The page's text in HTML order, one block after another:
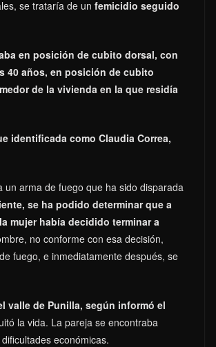
se trataría de un femicidio seguido
en posición de cubito dorsal, con
40 años, en posición de cubito
de la vivienda en la que residía
identificada como Claudia Correa,
arma de fuego que ha sido disparada
se ha podido determinar que a
mujer había decidido terminar a
no conforme con esa decisión,
fuego, e inmediatamente después, se
valle de Punilla, según informó el
la vida. La pareja se encontraba
económicas.